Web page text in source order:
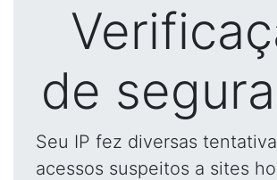
de
Seu IP fez diversas
acessos suspeitos a sites